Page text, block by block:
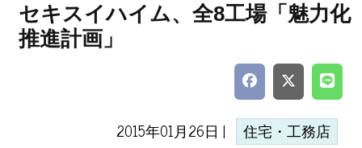
セキスイハイム、全8工場「魅力化
推進計画」
2015年01月26日 | 住宅・工務店